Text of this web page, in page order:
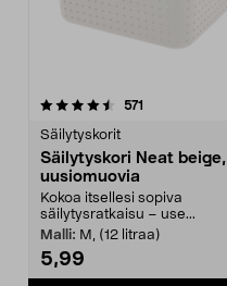
571
Säilytyskorit
Säilytyskori Neat beige,
uusiomuovia
Kokoa itsellesi sopiva
säilytysratkaisu – use...
Malli: M, (12 litraa)
5,99
4.5viidestä